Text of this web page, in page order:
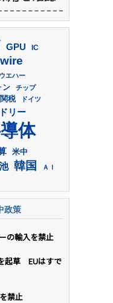
GPU IC
ウエハー
ン
チップ
税 ドイツ
リー
体
米中
韓国 ＡＩ
政策
の輸入を禁止
起草 EUはすで
禁止